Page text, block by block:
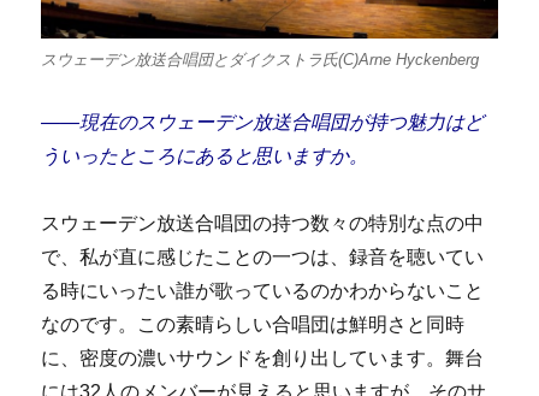
スウェーデン放送合唱団とダイクストラ氏(C)Arne Hyckenberg
――現在のスウェーデン放送合唱団が持つ魅力はど
ういったところにあると思いますか。
スウェーデン放送合唱団の持つ数々の特別な点の中
で、私が直に感じたことの一つは、録音を聴いてい
る時にいったい誰が歌っているのかわからないこと
なのです。この素晴らしい合唱団は鮮明さと同時
に、密度の濃いサウンドを創り出しています。舞台
には32人のメンバーが見えると思いますが、そのサ